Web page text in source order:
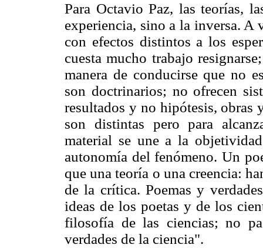
Para Octavio Paz, las teorías,
experiencia, sino a la inversa. A
con efectos distintos a los
cuesta mucho trabajo
manera de conducirse que no
son doctrinarios; no ofrecen
resultados y no hipótesis, obras
son distintas pero para
material se une a la
autonomía del fenómeno. Un
que una teoría o una creencia:
de la crítica. Poemas y
ideas de los poetas y de los
filosofía de las ciencias; no
verdades de la ciencia".